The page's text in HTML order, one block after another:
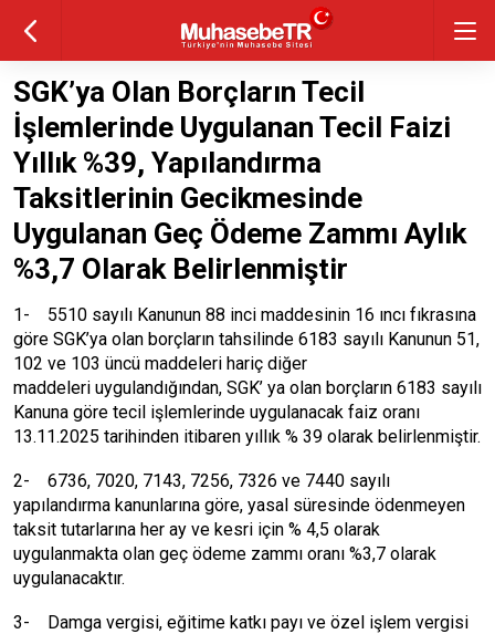
SGK’ya Olan Borçların Tecil
İşlemlerinde Uygulanan Tecil Faizi
Yıllık %39, Yapılandırma
Taksitlerinin Gecikmesinde
Uygulanan Geç Ödeme Zammı Aylık
%3,7 Olarak Belirlenmiştir
1- 5510 sayılı Kanunun 88 inci maddesinin 16 ıncı fıkrasına
göre SGK’ya olan borçların tahsilinde 6183 sayılı Kanunun 51,
102 ve 103 üncü maddeleri hariç diğer
maddeleri uygulandığından, SGK’ ya olan borçların 6183 sayılı
Kanuna göre tecil işlemlerinde uygulanacak faiz oranı
13.11.2025 tarihinden itibaren yıllık % 39 olarak belirlenmiştir.
2- 6736, 7020, 7143, 7256, 7326 ve 7440 sayılı
yapılandırma kanunlarına göre, yasal süresinde ödenmeyen
taksit tutarlarına her ay ve kesri için % 4,5 olarak
uygulanmakta olan geç ödeme zammı oranı %3,7 olarak
uygulanacaktır.
3- Damga vergisi, eğitime katkı payı ve özel işlem vergisi